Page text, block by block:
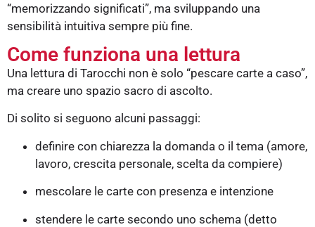
“memorizzando significati”, ma sviluppando una
sensibilità intuitiva sempre più fine.
Come funziona una lettura
Una lettura di Tarocchi non è solo “pescare carte a caso”,
ma creare uno spazio sacro di ascolto.
Di solito si seguono alcuni passaggi:
definire con chiarezza la domanda o il tema (amore,
lavoro, crescita personale, scelta da compiere)
mescolare le carte con presenza e intenzione
stendere le carte secondo uno schema (detto